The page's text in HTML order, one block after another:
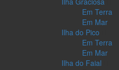
Em Terra
Em Mar
Ilha do Pico
Em Terra
Em Mar
Ilha do Faial